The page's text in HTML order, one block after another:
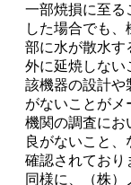
一部焼損に至る
した場合でも
部に水が散水す
外に延焼しない
該機器の設計や
がないことがメ
機関の調査にお
良がないこと
確認されており
同様に、（株